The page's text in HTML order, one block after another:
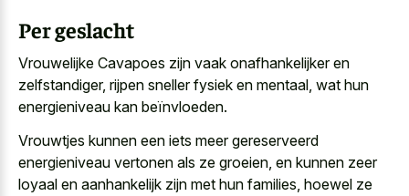
Per geslacht
Vrouwelijke Cavapoes zijn vaak onafhankelijker en
zelfstandiger, rijpen sneller fysiek en mentaal, wat hun
energieniveau kan beïnvloeden.
Vrouwtjes kunnen een iets meer gereserveerd
energieniveau vertonen als ze groeien, en kunnen zeer
loyaal en aanhankelijk zijn met hun families, hoewel ze